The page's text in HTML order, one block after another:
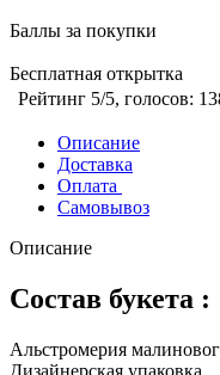
Баллы за покупки
Бесплатная открытка
Рейтинг 5/5, голосов:
Описание
Доставка
Оплата
Самовывоз
Описание
Состав букета :
Альстромерия
Дизайнерская упаковка